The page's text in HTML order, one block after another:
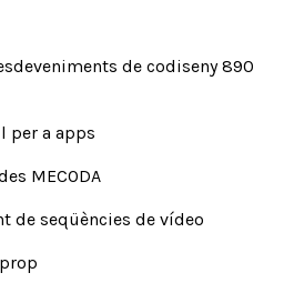
de codiseny 890
per a apps
MECODA
de seqüències de vídeo